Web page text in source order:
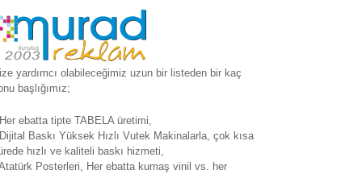
yardımcı olabileceğimiz uzun bir listeden bir kaç
başlığımız;
ebatta tipte TABELA üretimi,
Baskı Yüksek Hızlı Vutek Makinalarla, çok kısa
hızlı ve kaliteli baskı hizmeti,
Posterleri, Her ebatta kumaş vinil vs. her